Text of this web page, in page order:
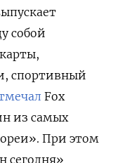
собой
спортивный
Fox
из самых
При этом
сегодня»